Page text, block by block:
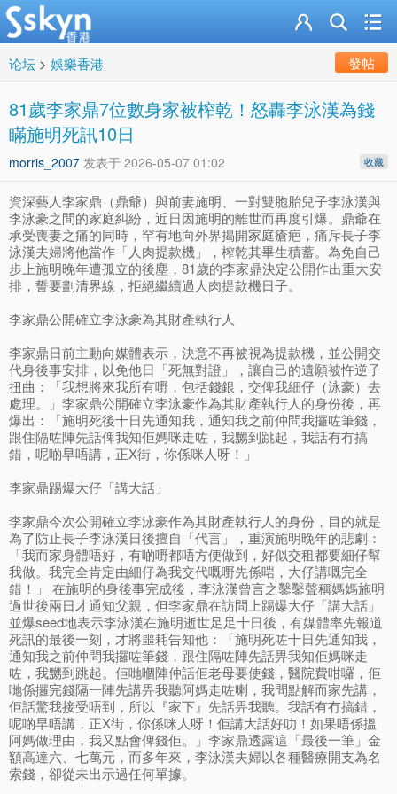
论坛 > 娛樂香港 發帖
81歲李家鼎7位數身家被榨乾！怒轟李泳漢為錢
瞞施明死訊10日
收藏
morris_2007 发表于 2026-05-07 01:02
資深藝人李家鼎（鼎爺）與前妻施明、一對雙胞胎兒子李泳漢與
李泳豪之間的家庭糾紛，近日因施明的離世而再度引爆。鼎爺在
承受喪妻之痛的同時，罕有地向外界揭開家庭瘡疤，痛斥長子李
泳漢夫婦將他當作「人肉提款機」，榨乾其畢生積蓄。為免自己
步上施明晚年遭孤立的後塵，81歲的李家鼎決定公開作出重大安
排，誓要劃清界線，拒絕繼續過人肉提款機日子。
李家鼎公開確立李泳豪為其財產執行人
李家鼎日前主動向媒體表示，決意不再被視為提款機，並公開交
代身後事安排，以免他日「死無對證」，讓自己的遺願被忤逆子
扭曲：「我想將來我所有嘢，包括錢銀，交俾我細仔（泳豪）去
處理。」李家鼎公開確立李泳豪作為其財產執行人的身份後，再
爆出：「施明死後十日先通知我，通知我之前仲問我攞咗筆錢，
跟住隔咗陣先話俾我知佢媽咪走咗，我嬲到跳起，我話有冇搞
錯，呢啲早唔講，正X街，你係咪人呀！」
李家鼎踢爆大仔「講大話」
李家鼎今次公開確立李泳豪作為其財產執行人的身份，目的就是
為了防止長子李泳漢日後擅自「代言」，重演施明晚年的悲劇：
「我而家身體唔好，有啲嘢都唔方便做到，好似交租都要細仔幫
我做。我完全肯定由細仔為我交代嘅嘢先係啱，大仔講嘅完全
錯！」 在施明的身後事完成後，李泳漢曾言之鑿鑿聲稱媽媽施明
過世後兩日才通知父親，但李家鼎在訪問上踢爆大仔「講大話」
並爆seed地表示李泳漢在施明逝世足足十日後，有媒體率先報道
死訊的最後一刻，才將噩耗告知他：「施明死咗十日先通知我，
通知我之前仲問我攞咗筆錢，跟住隔咗陣先話畀我知佢媽咪走
咗，我嬲到跳起。佢哋嗰陣仲話佢老母要使錢，醫院費咁囉，佢
哋係攞完錢隔一陣先講畀我聽阿媽走咗喇，我問點解而家先講，
佢話驚我接受唔到，所以『家下』先話畀我聽。我話有冇搞錯，
呢啲早唔講，正X街，你係咪人呀！佢講大話好叻！如果唔係搵
阿媽做理由，我又點會俾錢佢。」李家鼎透露這「最後一筆」金
額高達六、七萬元，而多年來，李泳漢夫婦以各種醫療開支為名
索錢，卻從未出示過任何單據。